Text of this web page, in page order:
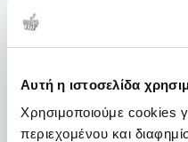
Αυτή η ιστοσελίδα
Χρησιμοποιούμε cookies
περιεχομένου και